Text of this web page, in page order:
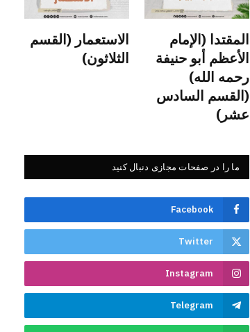
المقتدا (الإمام
الأعظم أبو حنيفة
رحمه الله)
(القسم السادس
عشر)
الاستعمار (القسم
الثلاثون)
ما را در صفحات مجازی دنبال کنید
Facebook
Twitter
Instagram
Telegram